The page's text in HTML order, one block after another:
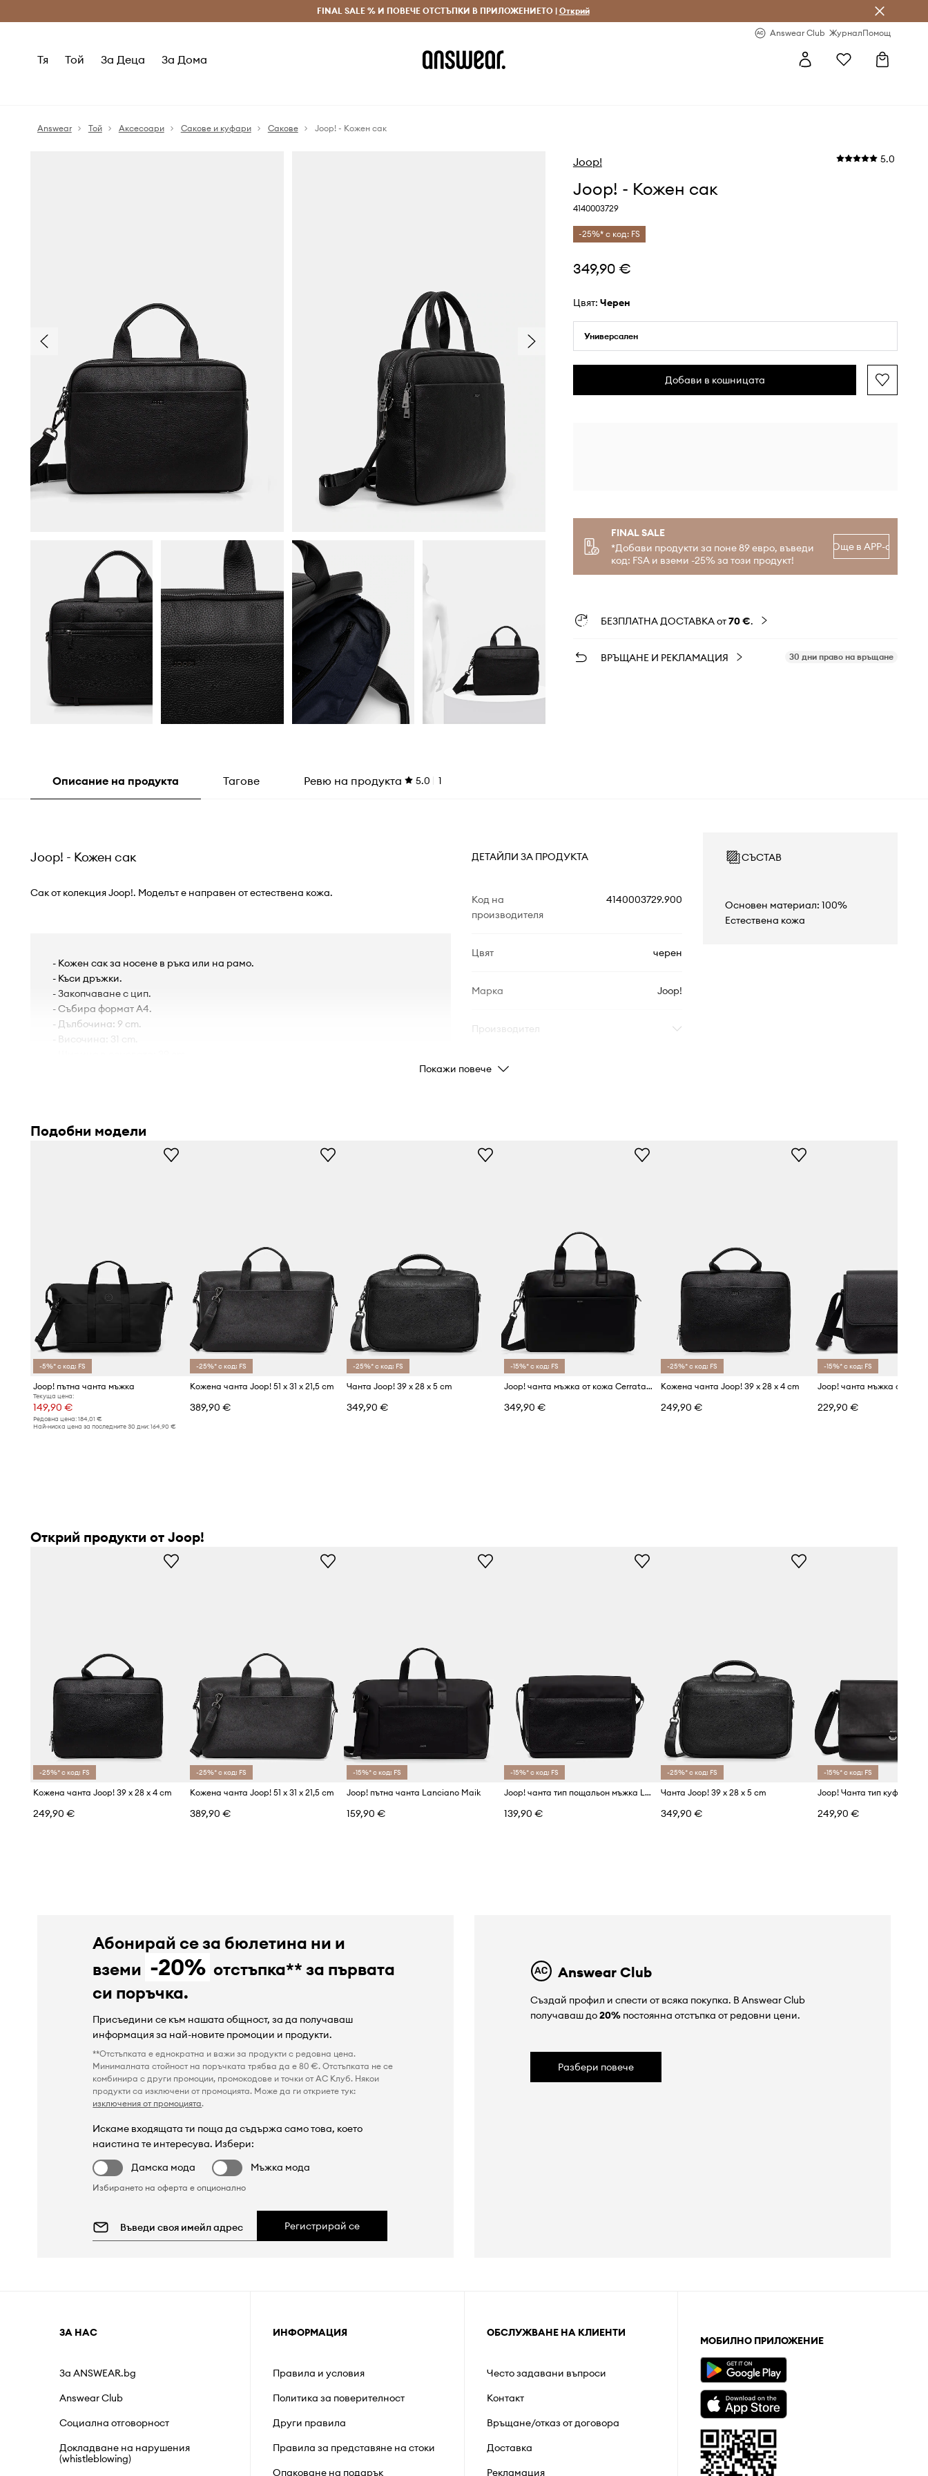
Безплатни доставка и връщане за поръчки над 70 EUR Доставка 1-5 дни
FINAL SALE % И ПОВЕЧЕ ОТСТЪПКИ В ПРИЛОЖЕНИЕТО | Открий
Answear Club ЖурналПомощ
Тя Той За Деца За Дома
Answear Той Аксесоари Сакове и куфари Сакове Joop! - Кожен сак
Joop! 5.0
Joop! - Кожен сак
4140003729
-25%* с код: FS
349,90 €
Цвят: черен
Универсален
Добави в кошницата
FINAL SALE
*Добави продукти за поне 89 евро, въведи
код: FSA и вземи -25% за този продукт!
Още в APP-а
БЕЗПЛАТНА ДОСТАВКА от70 €.
ВРЪЩАНЕ И РЕКЛАМАЦИЯ 30 дни право на връщане
Описание на продукта Тагове Ревю на продукта 5.0 1
Joop! - Кожен сак
Сак от колекция Joop!. Моделът е направен от естествена кожа.
- Кожен сак за носене в ръка или на рамо.
- Къси дръжки.
- Закопчаване с цип.
- Събира формат А4.
- Дълбочина: 9 cm.
- Височина: 31 cm.
ДЕТАЙЛИ ЗА ПРОДУКТА
Код на
производителя
4140003729.900
Цвят черен
Марка Joop!
Производител
Код на продукта
СЪСТАВ
Основен материал: 100%
Естествена кожа
Покажи повече
Подобни модели
-5%* с код: FS
Joop! пътна чанта мъжка
Текуща цена:
149,90 €
Редовна цена: 184,01 €
Най-ниска цена за последните 30 дни: 164,90 €
-25%* с код: FS
Кожена чанта Joop! 51 x 31 x 21,5 cm
389,90 €
-25%* с код: FS
Чанта Joop! 39 x 28 x 5 cm
349,90 €
-15%* с код: FS
Joop! чанта мъжка от кожа Cerratano Pandion
349,90 €
-25%* с код: FS
Кожена чанта Joop! 39 x 28 x 4 cm
249,90 €
-15%* с код: FS
229,90 €
Открий продукти от Joop!
-25%* с код: FS
Кожена чанта Joop! 39 x 28 x 4 cm
249,90 €
-25%* с код: FS
Кожена чанта Joop! 51 x 31 x 21,5 cm
389,90 €
-15%* с код: FS
Joop! пътна чанта Lanciano Maik
159,90 €
-15%* с код: FS
Joop! чанта тип пощальон мъжка Lanciano Nevio
139,90 €
-25%* с код: FS
Чанта Joop! 39 x 28 x 5 cm
349,90 €
-15%* с код: FS
249,90 €
Абонирай се за бюлетина ни и
вземи -20% отстъпка** за първата
си поръчка.
Присъедини се към нашата общност, за да получаваш
информация за най-новите промоции и продукти.
**Отстъпката е еднократна и важи за продукти с редовна цена.
Минималната стойност на поръчката трябва да е 80 €. Отстъпката не се
комбинира с други промоции, промокодове и точки от AC Клуб. Някои
продукти са изключени от промоцията. Може да ги откриете тук:
изключения от промоцията.
Искаме входящата ти поща да съдържа само това, което
наистина те интересува. Избери:
Дамска мода
Мъжка мода
Избирането на оферта е опционално
Регистрирай се
Answear Club
Създай профил и спести от всяка покупка. В Answear Club
получаваш до20%постоянна отстъпка от редовни цени.
Разбери повече
ЗА НАС
За ANSWEAR.bg
Answear Club
Социална отговорност
Докладване на нарушения
(whistleblowing)
ИНФОРМАЦИЯ
Правила и условия
Политика за поверителност
Други правила
Правила за представяне на стоки
Опаковане на подарък
ОБСЛУЖВАНЕ НА КЛИЕНТИ
Често задавани въпроси
Контакт
Връщане/отказ от договора
Доставка
Рекламация
МОБИЛНО ПРИЛОЖЕНИЕ